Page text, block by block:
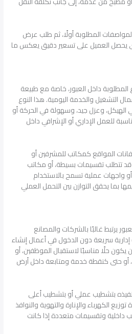
المطلوبة أولًا، ثم طلب عرض
يحصل العميل على تسعير دقيق يعكس ما
المطلوبة داخل العبور، خاصة مع طبيعة
التشغيل والخدمة اليومية. هذا النوع
الهيكل، وعزل جيد، وسهولة في الحركة أو
للعمل الإداري أو الإشرافي داخل
المواقع كمكاتب للمشرفين أو
تتطلب تقسيمات بسيطة، أو مكاتب
أو واجهات عملية تسمح بالاستخدام
بما يحقق التوازن بين التحمل العملي
يرتبط غالبًا بالشركات والمصانع
إدارية سريعة دون الدخول في أعمال إنشاء
يكون حلًا مناسبًا لاستقبال الموظفين، أو
أو حتى كنقطة خدمة ومتابعة داخل أرض
بتشطيب عملي أو بتشطيب أعلى
الكهرباء والإنارة والتهوية والنوافذ
داخلية وتقسيمات متعددة إذا كانت